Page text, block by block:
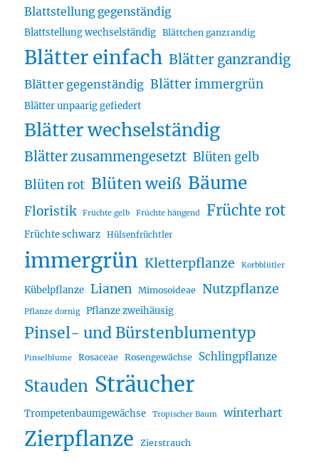
Blattstellung gegenständig
Blattstellung wechselständig Blättchen ganzrandig
Blätter einfach Blätter ganzrandig
Blätter gegenständig Blätter immergrün
Blätter unpaarig gefiedert
Blätter wechselständig
Blätter zusammengesetzt Blüten gelb
Blüten rot Blüten weiß Bäume
Floristik Früchte gelb Früchte hängend Früchte rot
Früchte schwarz Hülsenfrüchtler
immergrün Kletterpflanze Korbblütler
Kübelpflanze Lianen Mimosoideae Nutzpflanze
Pflanze dornig Pflanze zweihäusig
Pinsel- und Bürstenblumentyp
Pinselblume Rosaceae Rosengewächse Schlingpflanze
Stauden Sträucher
Trompetenbaumgewächse Tropischer Baum winterhart
Zierpflanze Zierstrauch